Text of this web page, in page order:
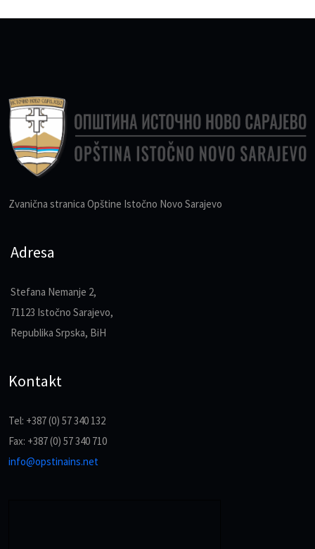
Zvanična stranica Opštine Istočno Novo Sarajevo
Adresa
Stefana Nemanje 2,
71123 Istočno Sarajevo,
Republika Srpska, BiH
Kontakt
Tel: +387 (0) 57 340 132
Fax: +387 (0) 57 340 710
info@opstinains.net